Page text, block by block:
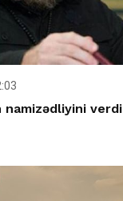
namizədliyini verdi